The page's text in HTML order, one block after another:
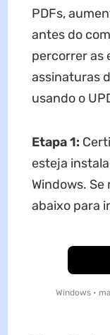
PDFs,
antes do
percorrer as
assinaturas
usando o
Etapa 1:
esteja
Windows.
abaixo para
Windows •